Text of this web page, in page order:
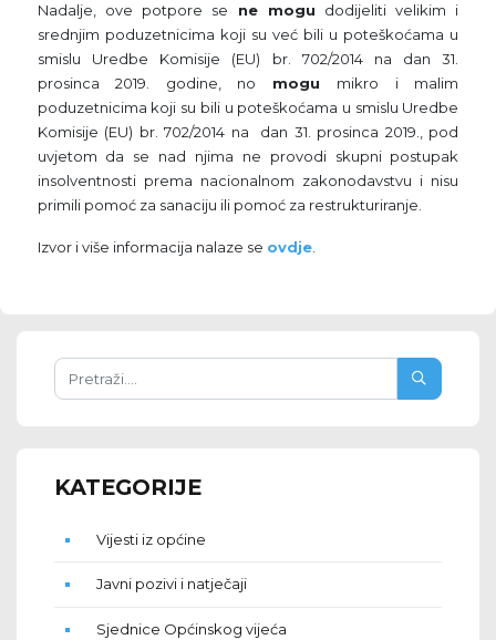
Nadalje, ove potpore se ne mogu dodijeliti velikim i
srednjim poduzetnicima koji su već bili u poteškoćama u
smislu Uredbe Komisije (EU) br. 702/2014 na dan 31.
prosinca 2019. godine, no mogu mikro i malim
poduzetnicima koji su bili u poteškoćama u smislu Uredbe
Komisije (EU) br. 702/2014 na dan 31. prosinca 2019., pod
uvjetom da se nad njima ne provodi skupni postupak
insolventnosti prema nacionalnom zakonodavstvu i nisu
primili pomoć za sanaciju ili pomoć za restrukturiranje.
Izvor i više informacija nalaze se ovdje.
KATEGORIJE
Vijesti iz općine
Javni pozivi i natječaji
Sjednice Općinskog vijeća